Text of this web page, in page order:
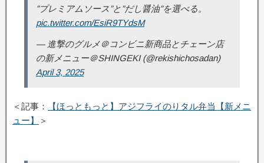
”プレミアムソース”と”だし醤油”を選べる。
pic.twitter.com/EsiR9TYdsM
— 進撃のグルメ＠コンビニ新商品とチェーン店
の新メニュー＠SHINGEKI (@rekishichosadan)
April 3, 2025
＜記事：
【ほっともっと】アジフライのりタル弁当【新メニ
ュー】
＞